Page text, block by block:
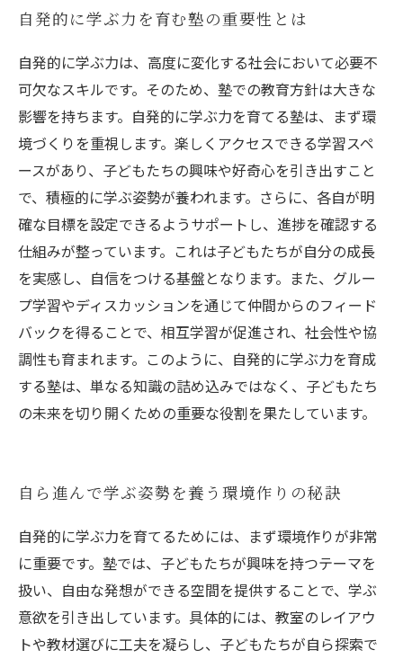
自発的に学ぶ力を育てる塾の成功事例とまとめ
自発的に学ぶ力を育む塾の重要性とは
自発的に学ぶ力は、高度に変化する社会において必要不
可欠なスキルです。そのため、塾での教育方針は大きな
影響を持ちます。自発的に学ぶ力を育てる塾は、まず環
境づくりを重視します。楽しくアクセスできる学習スペ
ースがあり、子どもたちの興味や好奇心を引き出すこと
で、積極的に学ぶ姿勢が養われます。さらに、各自が明
確な目標を設定できるようサポートし、進捗を確認する
仕組みが整っています。これは子どもたちが自分の成長
を実感し、自信をつける基盤となります。また、グルー
プ学習やディスカッションを通じて仲間からのフィード
バックを得ることで、相互学習が促進され、社会性や協
調性も育まれます。このように、自発的に学ぶ力を育成
する塾は、単なる知識の詰め込みではなく、子どもたち
の未来を切り開くための重要な役割を果たしています。
自ら進んで学ぶ姿勢を養う環境作りの秘訣
自発的に学ぶ力を育てるためには、まず環境作りが非常
に重要です。塾では、子どもたちが興味を持つテーマを
扱い、自由な発想ができる空間を提供することで、学ぶ
意欲を引き出しています。具体的には、教室のレイアウ
トや教材選びに工夫を凝らし、子どもたちが自ら探索で